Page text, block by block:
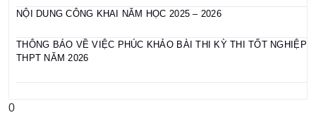
NỘI DUNG CÔNG KHAI NĂM HỌC 2025 – 2026
THÔNG BÁO VỀ VIỆC PHÚC KHẢO BÀI THI KỲ THI TỐT NGHIỆP
THPT NĂM 2026